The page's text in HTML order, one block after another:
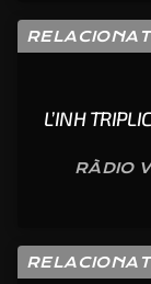
L’INH
RÀDIO